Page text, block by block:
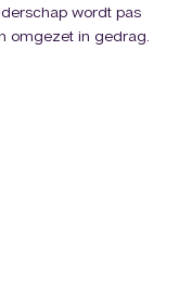
wordt pas
omgezet in gedrag.